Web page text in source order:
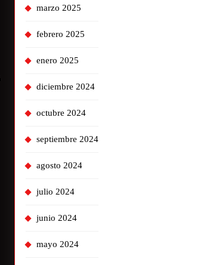
marzo 2025
febrero 2025
enero 2025
diciembre 2024
octubre 2024
septiembre 2024
agosto 2024
julio 2024
junio 2024
mayo 2024